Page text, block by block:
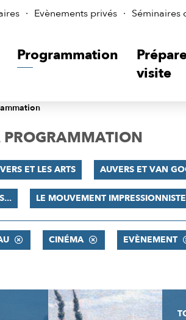
Evènements privés Séminaires
Programmation
visite
PROGRAMMATION
ET LES ARTS AUVERS ET VAN
LE MOUVEMENT IMPRESSIONNISTE
CINÉMA EVÈNEMENT